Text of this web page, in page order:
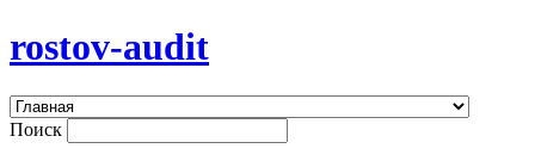
rostov-audit
Поиск